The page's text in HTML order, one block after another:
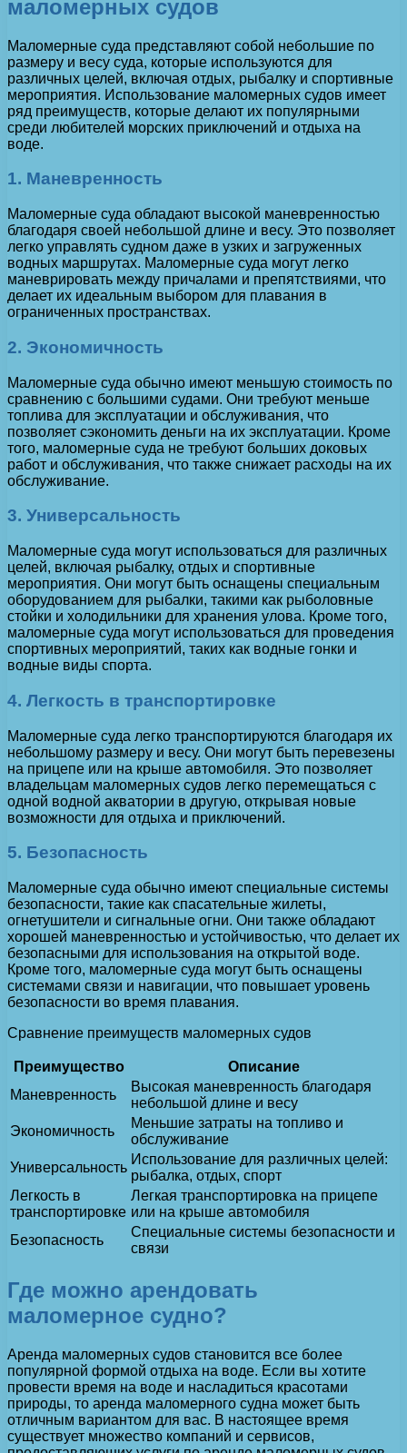
маломерных судов
Маломерные суда представляют собой небольшие по
размеру и весу суда, которые используются для
различных целей, включая отдых, рыбалку и спортивные
мероприятия. Использование маломерных судов имеет
ряд преимуществ, которые делают их популярными
среди любителей морских приключений и отдыха на
воде.
1. Маневренность
Маломерные суда обладают высокой маневренностью
благодаря своей небольшой длине и весу. Это позволяет
легко управлять судном даже в узких и загруженных
водных маршрутах. Маломерные суда могут легко
маневрировать между причалами и препятствиями, что
делает их идеальным выбором для плавания в
ограниченных пространствах.
2. Экономичность
Маломерные суда обычно имеют меньшую стоимость по
сравнению с большими судами. Они требуют меньше
топлива для эксплуатации и обслуживания, что
позволяет сэкономить деньги на их эксплуатации. Кроме
того, маломерные суда не требуют больших доковых
работ и обслуживания, что также снижает расходы на их
обслуживание.
3. Универсальность
Маломерные суда могут использоваться для различных
целей, включая рыбалку, отдых и спортивные
мероприятия. Они могут быть оснащены специальным
оборудованием для рыбалки, такими как рыболовные
стойки и холодильники для хранения улова. Кроме того,
маломерные суда могут использоваться для проведения
спортивных мероприятий, таких как водные гонки и
водные виды спорта.
4. Легкость в транспортировке
Маломерные суда легко транспортируются благодаря их
небольшому размеру и весу. Они могут быть перевезены
на прицепе или на крыше автомобиля. Это позволяет
владельцам маломерных судов легко перемещаться с
одной водной акватории в другую, открывая новые
возможности для отдыха и приключений.
5. Безопасность
Маломерные суда обычно имеют специальные системы
безопасности, такие как спасательные жилеты,
огнетушители и сигнальные огни. Они также обладают
хорошей маневренностью и устойчивостью, что делает их
безопасными для использования на открытой воде.
Кроме того, маломерные суда могут быть оснащены
системами связи и навигации, что повышает уровень
безопасности во время плавания.
Сравнение преимуществ маломерных судов
Преимущество
Описание
Маневренность
Высокая маневренность благодаря
небольшой длине и весу
Экономичность
Меньшие затраты на топливо и
обслуживание
Универсальность
Использование для различных целей:
рыбалка, отдых, спорт
Легкость в
транспортировке
Легкая транспортировка на прицепе
или на крыше автомобиля
Безопасность
Специальные системы безопасности и
связи
Где можно арендовать
маломерное судно?
Аренда маломерных судов становится все более
популярной формой отдыха на воде. Если вы хотите
провести время на воде и насладиться красотами
природы, то аренда маломерного судна может быть
отличным вариантом для вас. В настоящее время
существует множество компаний и сервисов,